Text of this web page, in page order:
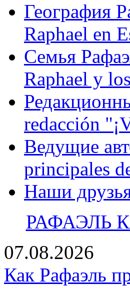
География
Raphael en
Семья
Raphael y
redacción
Ведущие
principales
Наши
РАФАЭЛЬ
07.08.2026
Как Рафаэль